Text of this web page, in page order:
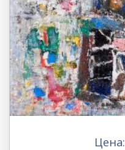
Цена: